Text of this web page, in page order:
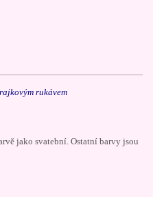
rukávem
jako svatební. Ostatní barvy jsou